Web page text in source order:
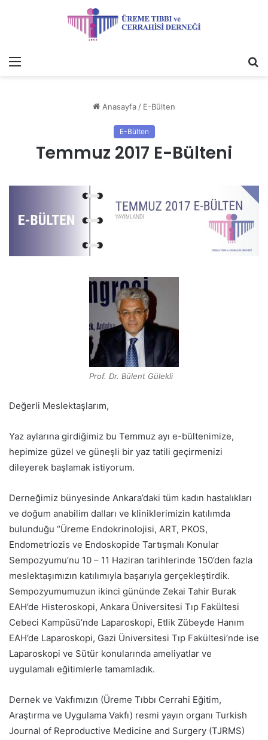
Menü
Anasayfa/ E-Bülten
E-Bülten
Temmuz 2017 E-Bülteni
Prof. Dr. Bülent Gülekli
Değerli Meslektaşlarım,
Yaz aylarına girdiğimiz bu Temmuz ayı e-bültenimize,
hepimize güzel ve güneşli bir yaz tatili geçirmenizi
dileyerek başlamak istiyorum.
Derneğimiz bünyesinde Ankara’daki tüm kadın hastalıkları
ve doğum anabilim dalları ve kliniklerimizin katılımda
bulunduğu “Üreme Endokrinolojisi, ART, PKOS,
Endometriozis ve Endoskopide Tartışmalı Konular
Sempozyumu’nu 10 – 11 Haziran tarihlerinde 150’den fazla
meslektaşımızın katılımıyla başarıyla gerçekleştirdik.
Sempozyumumuzun ikinci gününde Zekai Tahir Burak
EAH’de Histeroskopi, Ankara Üniversitesi Tıp Fakültesi
Cebeci Kampüsü’nde Laparoskopi, Etlik Zübeyde Hanım
EAH’de Laparoskopi, Gazi Üniversitesi Tıp Fakültesi’nde ise
Laparoskopi ve Sütür konularında ameliyatlar ve
uygulamalı eğitimlerle tamamladık.
Dernek ve Vakfımızın (Üreme Tıbbı Cerrahi Eğitim,
Araştırma ve Uygulama Vakfı) resmi yayın organı Turkish
Journal of Reproductive Medicine and Surgery (TJRMS)